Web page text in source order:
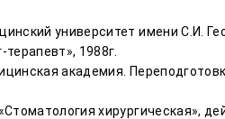
университет имени С.И.
1988г.
академия.
хирургическая»,